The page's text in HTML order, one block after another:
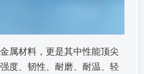
属材料，更是其中性能顶尖
度、韧性、耐磨、耐温、轻